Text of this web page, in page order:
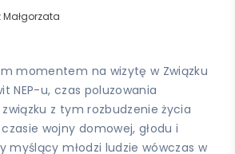
momentem na wizytę w Związku
NEP­-u, czas poluzowania
z tym rozbudzenie życia
wojny domowej, głodu i
myślący młodzi ludzie wówczas w